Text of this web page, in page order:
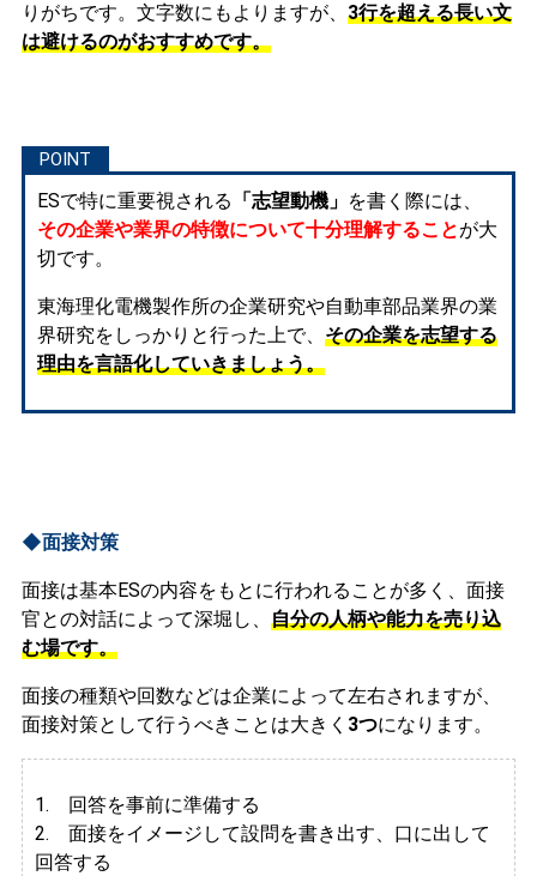
りがちです。文字数にもよりますが、 3行を超える長い文
は避けるのがおすすめです。
ESで特に重要視される 「志望動機」 を書く際には、
その企業や業界の特徴について十分理解することが大
切です。
東海理化電機製作所の企業研究や自動車部品業界の業
界研究をしっかりと行った上で、 その企業を志望する
理由を言語化していきましょう。
◆面接対策
面接は基本ESの内容をもとに行われることが多く、面接
官との対話によって深堀し、 自分の人柄や能力を売り込
む場です。
面接の種類や回数などは企業によって左右されますが、
面接対策として行うべきことは大きく 3つになります。
1. 回答を事前に準備する
2. 面接をイメージして設問を書き出す、口に出して
回答する